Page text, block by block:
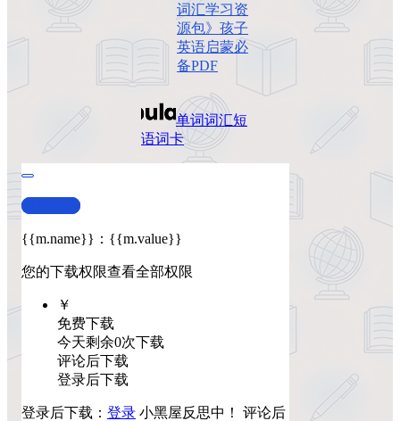
词汇学习资
源包》孩子
英语启蒙必
备PDF
单词词汇短
语词卡
查看演示
{{m.name}} ： {{m.value}}
您的下载权限查看全部权限
￥
免费下载
今天剩余0次下载
评论后下载
登录后下载
登录后下载： 登录 小黑屋反思中！ 评论后